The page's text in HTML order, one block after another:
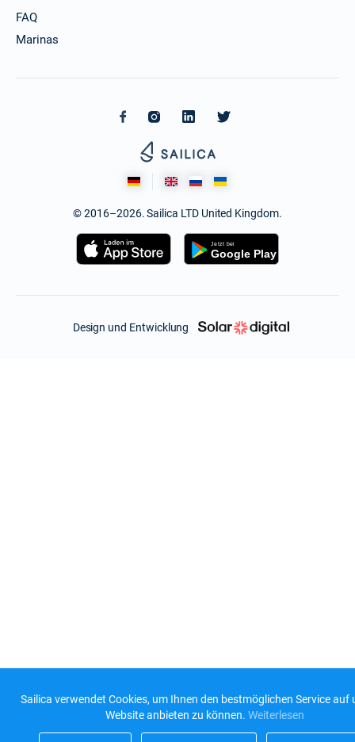
Sailica verwendet Cookies, um Ihnen den bestmöglichen Service auf
Website anbieten zu können. Weiterlesen
FAQ
Marinas
© 2016–2026. Sailica LTD United Kingdom.
Design und Entwicklung